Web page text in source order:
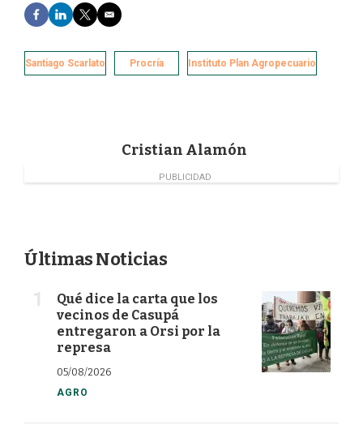
F
a
e
b
L
i
k
e
T
w
t
t
E
m
Santiago Scarlato Procría Instituto Plan Agropecuario
Cristian Alamón
PUBLICIDAD
Últimas Noticias
Qué dice la carta que los
vecinos de Casupá
entregaron a Orsi por la
represa
05/08/2026
AGRO